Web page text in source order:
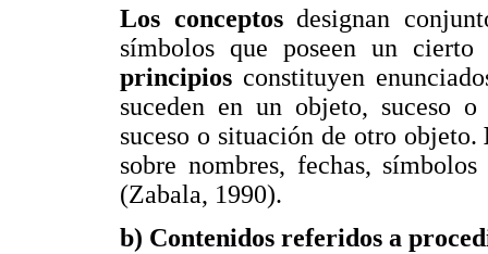
Los conceptosdesignan
símbolos que poseen un
principios constituyen
suceden en un objeto, suceso
suceso o situación de otro objeto.
sobre nombres, fechas,
(Zabala, 1990).
b) Contenidos referidos a